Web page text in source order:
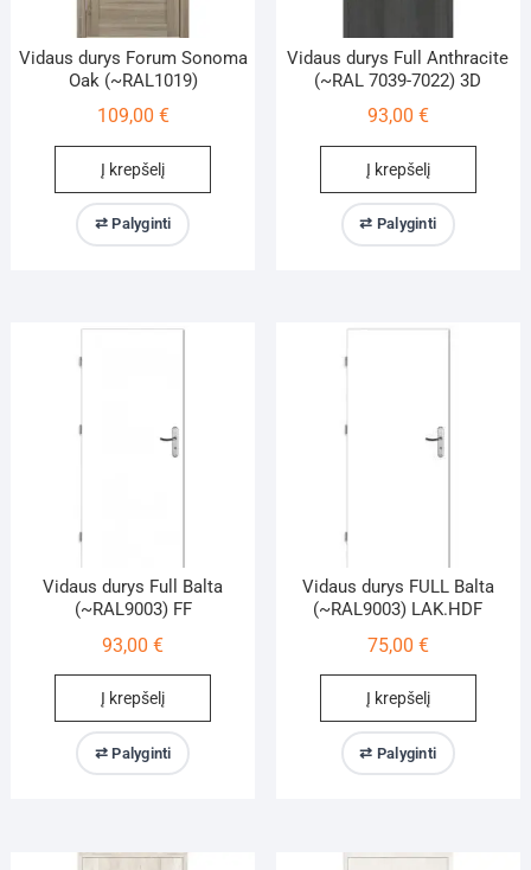
Vidaus durys Forum Sonoma
Oak (~RAL1019)
109,00 €
Į krepšelį
⇄ Palyginti
Vidaus durys Full Anthracite
(~RAL 7039-7022) 3D
93,00 €
Į krepšelį
⇄ Palyginti
Vidaus durys Full Balta
(~RAL9003) FF
93,00€
Į krepšelį
⇄ Palyginti
Vidaus durys FULL Balta
(~RAL9003) LAK.HDF
75,00 €
Į krepšelį
⇄ Palyginti